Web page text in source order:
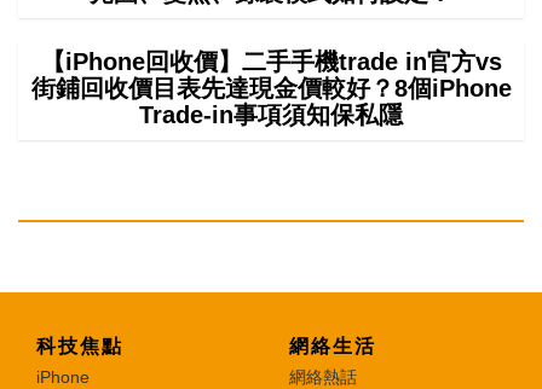
【iPhone回收價】二手手機trade in官方vs
街鋪回收價目表先達現金價較好？8個iPhone
Trade-in事項須知保私隱
科技焦點
iPhone
網絡生活
網絡熱話